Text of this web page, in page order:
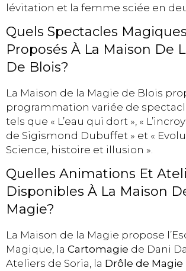
lévitation et la femme sciée en
Quels Spectacles
Proposés À La Maison De
De Blois?
La Maison de la Magie de Blois
programmation variée de
tels que « L’eau qui dort », «
de Sigismond Dubuffet » et «
Science, histoire et illusion ».
Quelles Animations Et
Disponibles À La Maison
Magie?
La Maison de la Magie propose
Magique, la Cartomagie de Dani
Ateliers de Soria, la Drôle de Magie